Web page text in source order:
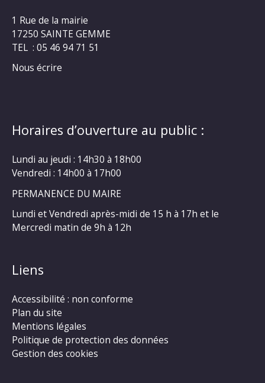
1 Rue de la mairie
17250 SAINTE GEMME
TEL : 05 46 94 71 51
Nous écrire
Horaires d’ouverture au public :
Lundi au jeudi : 14h30 à 18h00
Vendredi : 14h00 à 17h00
PERMANENCE DU MAIRE
Lundi et Vendredi après-midi de 15 h à 17h et le
Mercredi matin de 9h à 12h
Liens
Accessibilité : non conforme
Plan du site
Mentions légales
Politique de protection des données
Gestion des cookies